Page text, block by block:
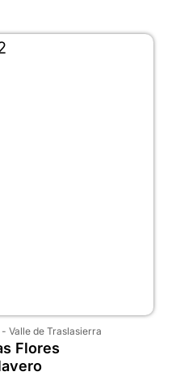
- Valle de Traslasierra
Flores